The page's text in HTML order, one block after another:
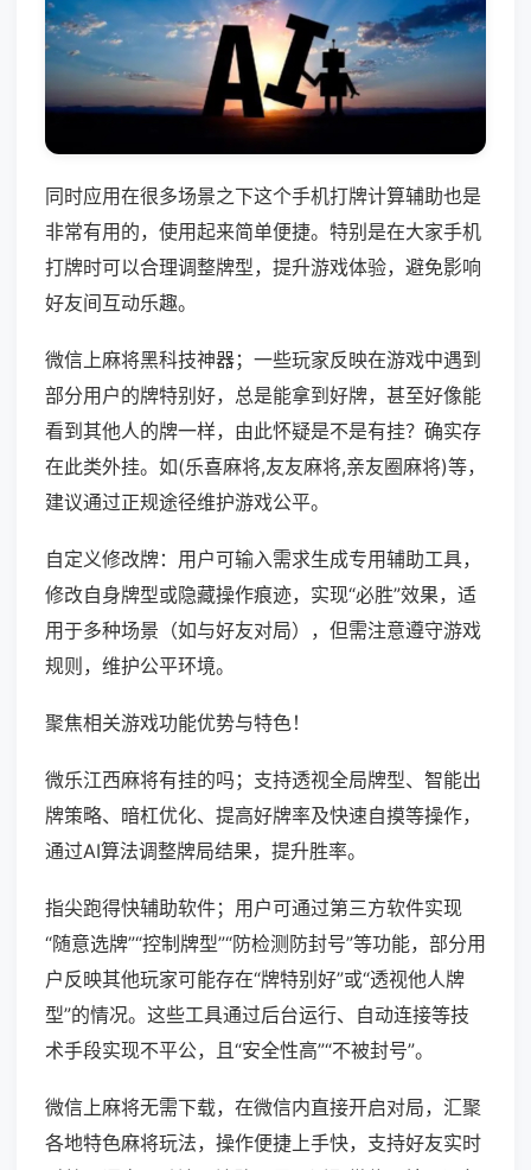
同时应用在很多场景之下这个手机打牌计算辅助也是
非常有用的，使用起来简单便捷。特别是在大家手机
打牌时可以合理调整牌型，提升游戏体验，避免影响
好友间互动乐趣。
微信上麻将黑科技神器；一些玩家反映在游戏中遇到
部分用户的牌特别好，总是能拿到好牌，甚至好像能
看到其他人的牌一样，由此怀疑是不是有挂？确实存
在此类外挂。如(乐喜麻将,友友麻将,亲友圈麻将)等，
建议通过正规途径维护游戏公平。
自定义修改牌：用户可输入需求生成专用辅助工具，
修改自身牌型或隐藏操作痕迹，实现“必胜”效果，适
用于多种场景（如与好友对局），但需注意遵守游戏
规则，维护公平环境。
聚焦相关游戏功能优势与特色！
微乐江西麻将有挂的吗；支持透视全局牌型、智能出
牌策略、暗杠优化、提高好牌率及快速自摸等操作，
通过AI算法调整牌局结果，提升胜率。
指尖跑得快辅助软件；用户可通过第三方软件实现
“随意选牌”“控制牌型”“防检测防封号”等功能，部分用
户反映其他玩家可能存在“牌特别好”或“透视他人牌
型”的情况。这些工具通过后台运行、自动连接等技
术手段实现不平公，且“安全性高”“不被封号”。
微信上麻将无需下载，在微信内直接开启对局，汇聚
各地特色麻将玩法，操作便捷上手快，支持好友实时